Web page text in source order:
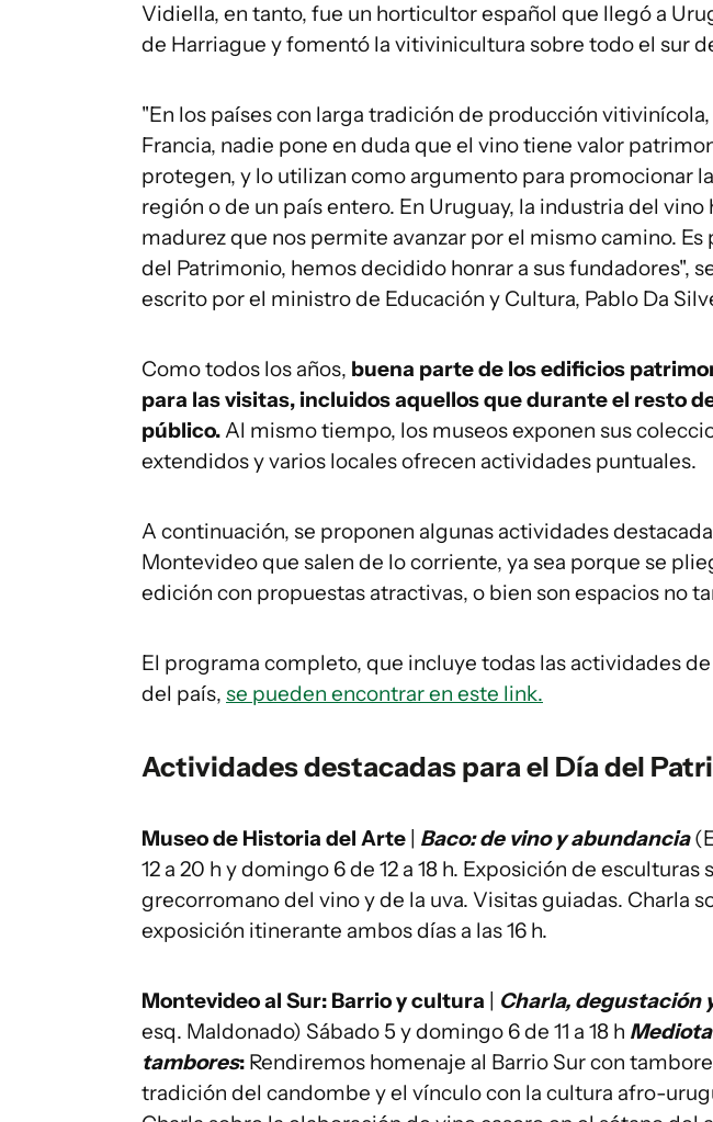
Vidiella, en tanto, fue un horticultor español que llegó a
de Harriague y fomentó la vitivinicultura sobre todo el sur
"En los países con larga tradición de producción vitivinícola,
Francia, nadie pone en duda que el vino tiene valor
protegen, y lo utilizan como argumento para promocionar
región o de un país entero. En Uruguay, la industria del vino
madurez que nos permite avanzar por el mismo camino. Es
del Patrimonio, hemos decidido honrar a sus fundadores",
escrito por el ministro de Educación y Cultura, Pablo Da
Como todos los años, buena parte de los edificios
para las visitas, incluidos aquellos que durante el resto
público.Al mismo tiempo, los museos exponen sus
extendidos y varios locales ofrecen actividades puntuales.
A continuación, se proponen algunas actividades
Montevideo que salen de lo corriente, ya sea porque se
edición con propuestas atractivas, o bien son espacios no
El programa completo, que incluye todas las actividades
del país, se pueden encontrar en este link.
Actividades destacadas para el Día del
Museo de Historia del Arte Baco: de vino y abundancia
12 a 20 h y domingo 6 de 12 a 18 h. Exposición de esculturas
grecorromano del vino y de la uva. Visitas guiadas. Charla
exposición itinerante ambos días a las 16 h.
Montevideo al Sur: Barrio y cultura Charla, degustación
esq. Maldonado) Sábado 5 y domingo 6 de 11 a 18 h
tambores: Rendiremos homenaje al Barrio Sur con
tradición del candombe y el vínculo con la cultura afro-